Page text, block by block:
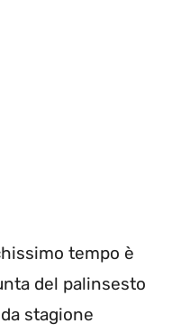
tempo è
del palinsesto
stagione